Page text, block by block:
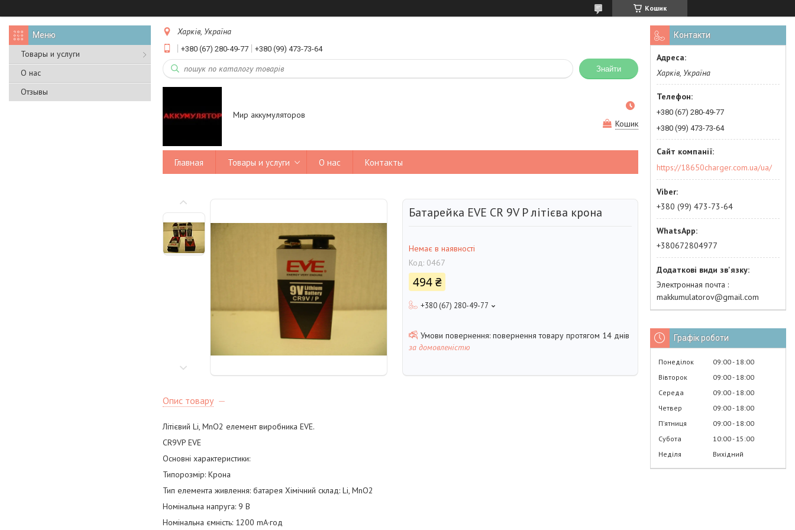
Кошик
Товары и услуги
О нас
Отзывы
Харків, Україна
+380 (67) 280-49-77 +380 (99) 473-73-64
Знайти
Мир аккумуляторов
Кошик
Главная Товары и услуги О нас Контакты
Батарейка EVE CR 9V P літієва крона
Немає в наявності
Код: 0467
494 ₴
+380 (67) 280-49-77
повернення товару протягом 14 днів
за домовленістю
Опис товару
Літієвий Li, MnO2 елемент виробника EVE.
CR9VP EVE
Основні характеристики:
Типорозмір: Крона
Тип елемента живлення: батарея Хімічний склад: Li, MnO2
Номінальна напруга: 9 В
Номінальна ємність: 1200 mА·год
Контакти
Харків, Україна
+380 (67) 280-49-77
+380 (99) 473-73-64
https://18650charger.com.ua/ua/
+380 (99) 473-73-64
+380672804977
Электронная почта
makkumulatorov@gmail.com
Графік роботи
Понеділок 09:00 18:00
Вівторок
09:00 18:00
Середа
09:00 18:00
Четвер
09:00 18:00
Пʼятниця
09:00 18:00
Субота
10:00 15:00
Неділя
Вихідний